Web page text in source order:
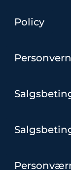
Policy
Personvern